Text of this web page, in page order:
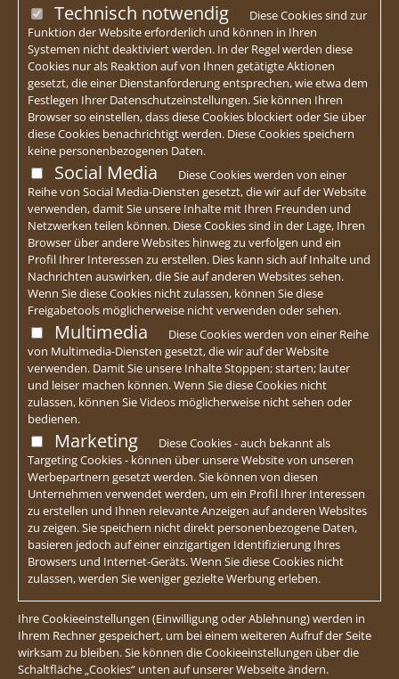
Technisch notwendig
Diese Cookies sind zur
Funktion der Website erforderlich und können in Ihren
Systemen nicht deaktiviert werden. In der Regel werden diese
Cookies nur als Reaktion auf von Ihnen getätigte Aktionen
gesetzt, die einer Dienstanforderung entsprechen, wie etwa dem
Festlegen Ihrer Datenschutzeinstellungen. Sie können Ihren
Browser so einstellen, dass diese Cookies blockiert oder Sie über
diese Cookies benachrichtigt werden. Diese Cookies speichern
keine personenbezogenen Daten.
Social Media
Diese Cookies werden von einer
Reihe von Social Media-Diensten gesetzt, die wir auf der Website
verwenden, damit Sie unsere Inhalte mit Ihren Freunden und
Netzwerken teilen können. Diese Cookies sind in der Lage, Ihren
Browser über andere Websites hinweg zu verfolgen und ein
Profil Ihrer Interessen zu erstellen. Dies kann sich auf Inhalte und
Nachrichten auswirken, die Sie auf anderen Websites sehen.
Wenn Sie diese Cookies nicht zulassen, können Sie diese
Freigabetools möglicherweise nicht verwenden oder sehen.
Multimedia
Diese Cookies werden von einer Reihe
von Multimedia-Diensten gesetzt, die wir auf der Website
verwenden. Damit Sie unsere Inhalte Stoppen; starten; lauter
und leiser machen können. Wenn Sie diese Cookies nicht
zulassen, können Sie Videos möglicherweise nicht sehen oder
bedienen.
Marketing
Diese Cookies - auch bekannt als
Targeting Cookies - können über unsere Website von unseren
Werbepartnern gesetzt werden. Sie können von diesen
Unternehmen verwendet werden, um ein Profil Ihrer Interessen
zu erstellen und Ihnen relevante Anzeigen auf anderen Websites
zu zeigen. Sie speichern nicht direkt personenbezogene Daten,
basieren jedoch auf einer einzigartigen Identifizierung Ihres
Browsers und Internet-Geräts. Wenn Sie diese Cookies nicht
zulassen, werden Sie weniger gezielte Werbung erleben.
Ihre Cookieeinstellungen (Einwilligung oder Ablehnung) werden in
Ihrem Rechner gespeichert, um bei einem weiteren Aufruf der Seite
wirksam zu bleiben. Sie können die Cookieeinstellungen über die
Schaltfläche „Cookies“ unten auf unserer Webseite ändern.